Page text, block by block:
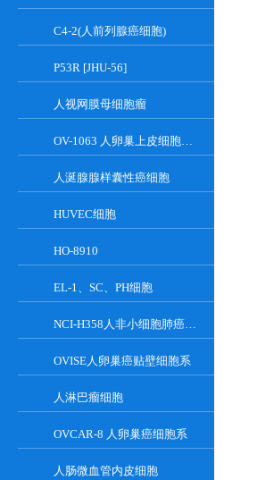
C4-2(人前列腺癌细胞)
P53R [JHU-56]
人视网膜母细胞瘤
OV-1063 人卵巢上皮细胞癌细胞系
人涎腺腺样囊性癌细胞
HUVEC细胞
HO-8910
EL-1、SC、PH细胞
NCI-H358人非小细胞肺癌细胞
OVISE人卵巢癌贴壁细胞系
人淋巴瘤细胞
OVCAR-8 人卵巢癌细胞系
人肠微血管内皮细胞